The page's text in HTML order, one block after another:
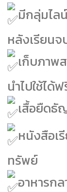
มีกลุ่มไล
หลังเรียนจ
เก็บภาพส
นำไปใช้ได้
เสื้อยืด
หนังสือเ
ทรัพย์
อาหารก